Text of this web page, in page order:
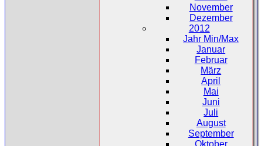
November
Dezember
2012
Jahr Min/Max
Januar
Februar
März
April
Mai
Juni
Juli
August
September
Oktober